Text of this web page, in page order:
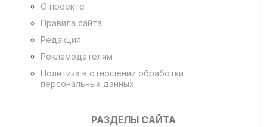
О проекте
Правила сайта
Редакция
Рекламодателям
Политика в отношении обработки
персональных данных
РАЗДЕЛЫ САЙТА